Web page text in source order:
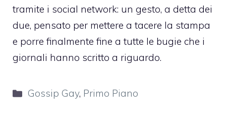
tramite i social network: un gesto, a detta dei
due, pensato per mettere a tacere la stampa
e porre finalmente fine a tutte le bugie che i
giornali hanno scritto a riguardo.
Categorie
Gossip Gay, Primo Piano